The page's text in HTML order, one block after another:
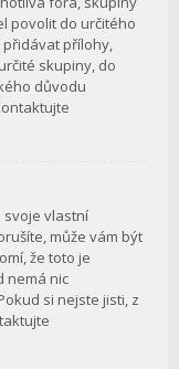
povolit do určitého
přílohy,
skupiny, do
důvodu
svoje vlastní
může vám být
že toto je
nemá nic
si nejste jisti, z